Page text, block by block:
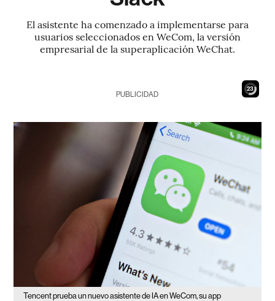
El asistente ha comenzado a implementarse para
usuarios seleccionados en WeCom, la versión
empresarial de la superaplicación WeChat.
21
PUBLICIDAD
Tencent prueba un nuevo asistente de IA en WeCom, su app